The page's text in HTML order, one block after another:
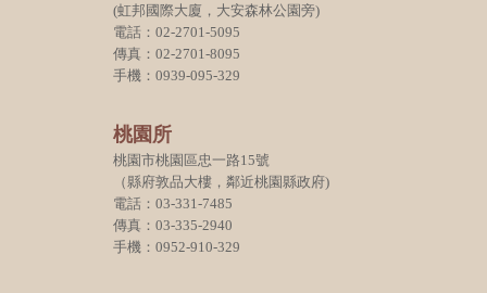
(虹邦國際大廈，大安森林公園旁)
電話：02-2701-5095
傳真：02-2701-8095
手機：0939-095-329
桃園所
桃園市桃園區忠一路15號
（縣府敦品大樓，鄰近桃園縣政府)
電話：03-331-7485
傳真：03-335-2940
手機：0952-910-329